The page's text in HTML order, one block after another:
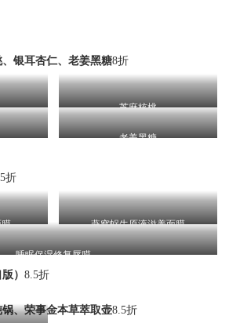
银耳杏仁、老姜黑糖8折
芝麻核桃
老姜黑糖
折
膜 燕窝蜗牛原液滋养面膜
睡眠保湿修复唇膜
） 8.5折
、荣事金本草萃取壶8.5折